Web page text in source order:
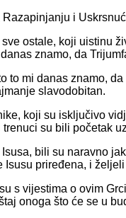
Razapinjanju i
ostale, koji uistinu
znamo, da
to mi danas znamo,
slavodobitan.
koji su isključivo
su bili početak
bili su naravno
Isusu priređena, i
s vijestima o ovim
onoga što će se u